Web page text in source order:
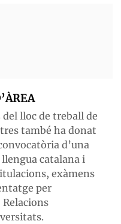
del lloc de treball de
també ha donat
d’una
llengua catalana i
exàmens
per